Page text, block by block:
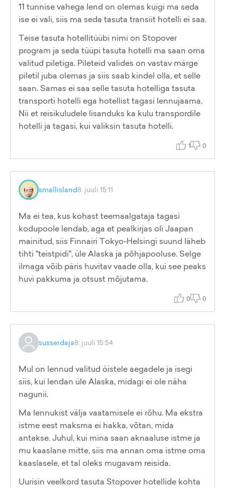
11 tunnise vahega lend on olemas kuigi ma seda
ise ei vali, siis ma seda tasuta transiit hotelli ei saa.
Teise tasuta hotellitüübi nimi on Stopover
program ja seda tüüpi tasuta hotelli ma saan oma
valitud piletiga. Pileteid valides on vastav märge
piletil juba olemas ja siis saab kindel olla, et selle
saan. Samas ei saa selle tasuta hotelliga tasuta
transporti hotelli ega hotellist tagasi lennujaama.
Nii et reisikuludele lisanduks ka kulu transpordile
hotelli ja tagasi, kui valiksin tasuta hotelli.
1 0
smallisland8. juuli 15:11
Ma ei tea, kus kohast teemaalgataja tagasi
kodupoole lendab, aga et pealkirjas oli Jaapan
mainitud, siis Finnairi Tokyo-Helsingi suund läheb
tihti "teistpidi", üle Alaska ja põhjapooluse. Selge
ilmaga võib päris huvitav vaade olla, kui see peaks
huvi pakkuma ja otsust mõjutama.
0 0
susserdaja8. juuli 15:54
Mul on lennud valitud öistele aegadele ja isegi
siis, kui lendan üle Alaska, midagi ei ole näha
nagunii.
Ma lennukist välja vaatamisele ei rõhu. Ma ekstra
istme eest maksma ei hakka, võtan, mida
antakse. Juhul, kui mina saan aknaaluse istme ja
mu kaaslane mitte, siis ma annan oma istme oma
kaaslasele, et tal oleks mugavam reisida.
Uurisin veelkord tasuta Stopover hotellide kohta